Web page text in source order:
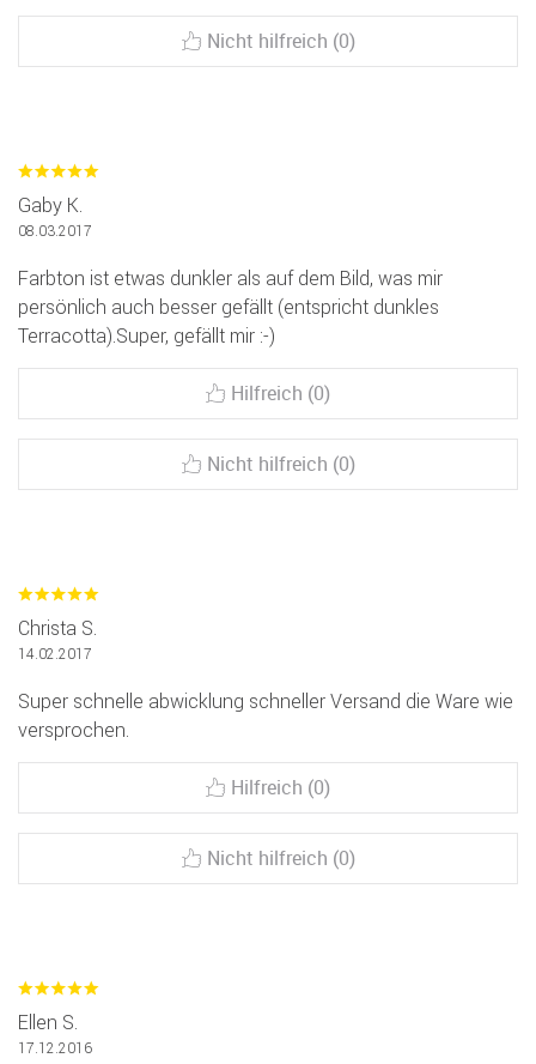
Nicht hilfreich (0)
Gaby K.
08.03.2017
Farbton ist etwas dunkler als auf dem Bild, was mir
persönlich auch besser gefällt (entspricht dunkles
Terracotta).Super, gefällt mir :-)
Hilfreich (0)
Nicht hilfreich (0)
Christa S.
14.02.2017
Super schnelle abwicklung schneller Versand die Ware wie
versprochen.
Hilfreich (0)
Nicht hilfreich (0)
Ellen S.
17.12.2016